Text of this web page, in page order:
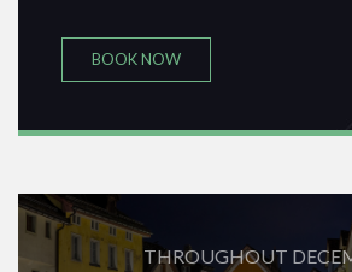
BOOK NOW
THROUGHOUT